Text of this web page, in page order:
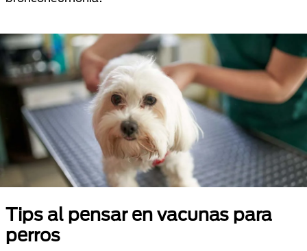
Tips al pensar en vacunas para
perros